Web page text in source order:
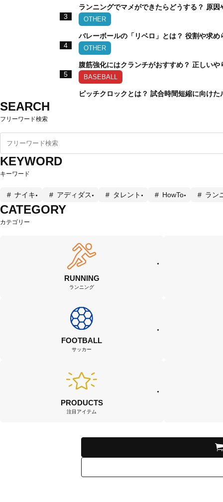
ランニングでマメができたらどうする？ 原
3
OTHER
バレーボールの「リベロ」とは？ 役割や求め
4
OTHER
腹筋強化にはクランチがおすすめ？ 正しいや
5
BASEBALL
ピッチクロックとは？ 試合時間短縮に向けた
SEARCH
フリーワード検索
KEYWORD
キーワード
ナイキ アディダス タレント HowTo ラン
CATEGORY
カテゴリー
RUNNING
ランニング
FOOTBALL
サッカー
PRODUCTS
注目アイテム